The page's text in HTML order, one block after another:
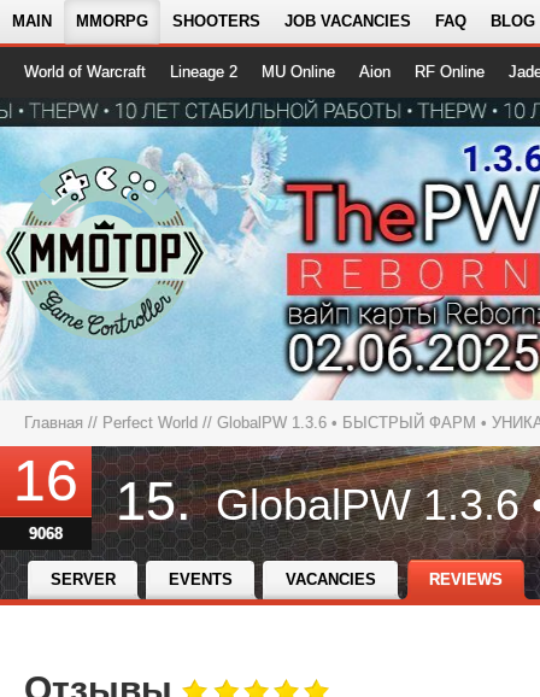
MAIN MMORPG SHOOTERS JOB VACANCIES FAQ BLOG
World of Warcraft Lineage 2 MU Online Aion RF Online
Главная // Perfect World // GlobalPW 1.3.6 • БЫСТРЫЙ ФАРМ •
16
9068
15.
SERVER EVENTS VACANCIES REVIEWS